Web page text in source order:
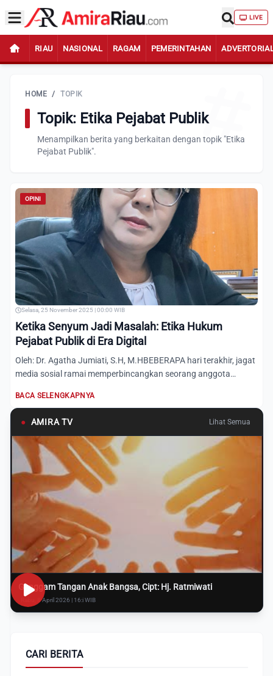
LIVE
RIAU NASIONAL RAGAM PEMERINTAHAN
HOME / TOPIK
Topik: Etika Pejabat Publik
Menampilkan berita yang berkaitan dengan topik "Etika
Pejabat Publik".
OPINI
Selasa, 25 November 2025 | 00:00 WIB
Ketika Senyum Jadi Masalah: Etika Hukum
Pejabat Publik di Era Digital
Oleh: Dr. Agatha Jumiati, S.H, M.HBEBERAPA hari terakhir, jagat
media sosial ramai memperbincangkan seorang anggota
BACA SELENGKAPNYA
● AMIRA TV Lihat Semua
Genggam Tangan Anak Bangsa, Cipt: Hj. Ratmiwati
Rabu, 8 April 2026 | 16:i WIB
CARI BERITA